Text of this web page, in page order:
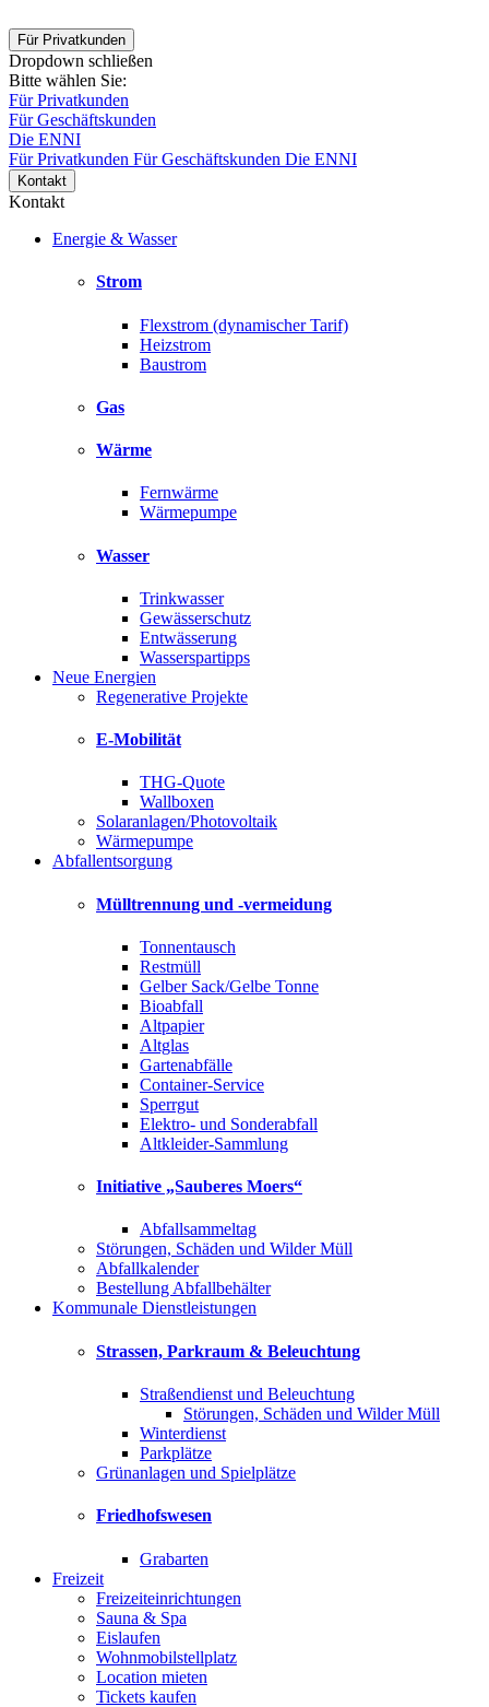
Für Privatkunden
Dropdown schließen
Bitte wählen Sie:
Für Privatkunden
Für Geschäftskunden
Die ENNI
Für Privatkunden Für Geschäftskunden Die ENNI
Kontakt
Kontakt
Energie & Wasser
Strom
Flexstrom (dynamischer Tarif)
Heizstrom
Baustrom
Gas
Wärme
Fernwärme
Wärmepumpe
Wasser
Trinkwasser
Gewässerschutz
Entwässerung
Wasserspartipps
Neue Energien
Regenerative Projekte
E-Mobilität
THG-Quote
Wallboxen
Solaranlagen/Photovoltaik
Wärmepumpe
Abfallentsorgung
Mülltrennung und -vermeidung
Tonnentausch
Restmüll
Gelber Sack/Gelbe Tonne
Bioabfall
Altpapier
Altglas
Gartenabfälle
Container-Service
Sperrgut
Elektro- und Sonderabfall
Altkleider-Sammlung
Initiative „Sauberes Moers“
Abfallsammeltag
Störungen, Schäden und Wilder Müll
Abfallkalender
Bestellung Abfallbehälter
Kommunale Dienstleistungen
Strassen, Parkraum & Beleuchtung
Straßendienst und Beleuchtung
Störungen, Schäden und Wilder Müll
Winterdienst
Parkplätze
Grünanlagen und Spielplätze
Friedhofswesen
Grabarten
Freizeit
Freizeiteinrichtungen
Sauna & Spa
Eislaufen
Wohnmobilstellplatz
Location mieten
Tickets kaufen